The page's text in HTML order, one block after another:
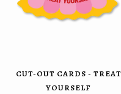
CUT-OUT CARDS - TREAT
YOURSELF